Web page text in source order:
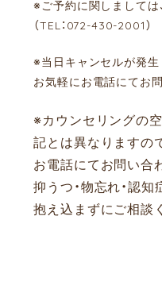
※ご予約に関しましては
（TEL：072-430-2001）
※当日キャンセルが発生
お気軽にお電話にてお
※カウンセリングの
記とは異なりますの
お電話にてお問い合
抑うつ・物忘れ・認
抱え込まずにご相談